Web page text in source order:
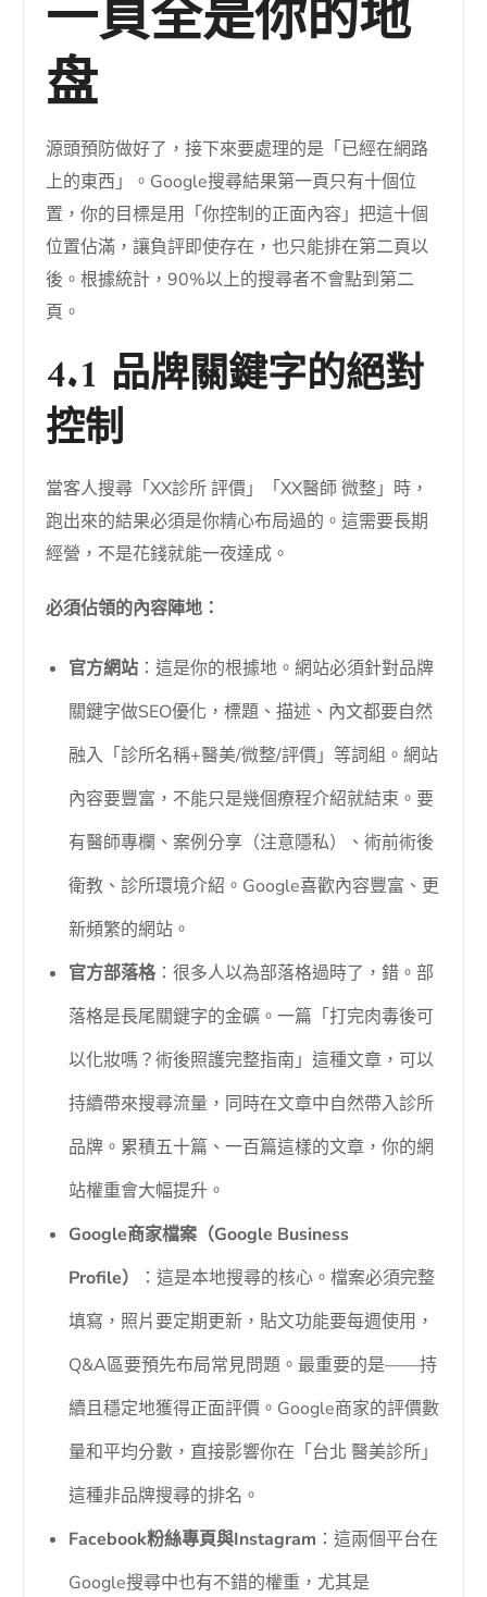
一頁全是你的地
盘
源頭預防做好了，接下來要處理的是「已經在網路
上的東西」。Google搜尋結果第一頁只有十個位
置，你的目標是用「你控制的正面內容」把這十個
位置佔滿，讓負評即使存在，也只能排在第二頁以
後。根據統計，90%以上的搜尋者不會點到第二
頁。
4.1 品牌關鍵字的絕對
控制
當客人搜尋「XX診所 評價」「XX醫師 微整」時，
跑出來的結果必須是你精心布局過的。這需要長期
經營，不是花錢就能一夜達成。
必須佔領的內容陣地：
官方網站 ：這是你的根據地。網站必須針對品牌
關鍵字做SEO優化，標題、描述、內文都要自然
融入「診所名稱+醫美/微整/評價」等詞組。網站
內容要豐富，不能只是幾個療程介紹就結束。要
有醫師專欄、案例分享（注意隱私）、術前術後
衛教、診所環境介紹。Google喜歡內容豐富、更
新頻繁的網站。
官方部落格：很多人以為部落格過時了，錯。部
落格是長尾關鍵字的金礦。一篇「打完肉毒後可
以化妝嗎？術後照護完整指南」這種文章，可以
持續帶來搜尋流量，同時在文章中自然帶入診所
品牌。累積五十篇、一百篇這樣的文章，你的網
站權重會大幅提升。
Google商家檔案（Google Business
Profile）
：這是本地搜尋的核心。檔案必須完整
填寫，照片要定期更新，貼文功能要每週使用，
Q&A區要預先布局常見問題。最重要的是——持
續且穩定地獲得正面評價。Google商家的評價數
量和平均分數，直接影響你在「台北 醫美診所」
這種非品牌搜尋的排名。
Facebook粉絲專頁與Instagram ：這兩個平台在
Google搜尋中也有不錯的權重，尤其是